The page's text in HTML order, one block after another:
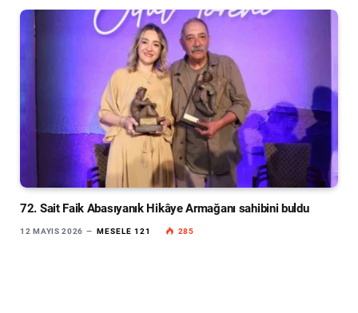
72. Sait Faik Abasıyanık Hikâye Armağanı sahibini buldu
12 MAYIS 2026 MESELE 121 285